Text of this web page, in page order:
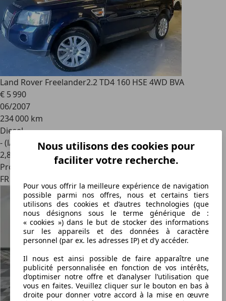
Land Rover Freelander2.2 TD4 160 HSE 4WD BVA
€ 5 990
06/2007
234 000 km
Diesel
- (l/100 km)
2,8
Professionnel
FR 78700
Nous utilisons des cookies pour
faciliter votre recherche.
Pour vous offrir la meilleure expérience de navigation
possible parmi nos offres, nous et certains tiers
utilisons des cookies et d’autres technologies (que
nous désignons sous le terme générique de :
« cookies ») dans le but de stocker des informations
sur les appareils et des données à caractère
personnel (par ex. les adresses IP) et d’y accéder.
Il nous est ainsi possible de faire apparaître une
publicité personnalisée en fonction de vos intérêts,
d’optimiser notre offre et d’analyser l’utilisation que
vous en faites. Veuillez cliquer sur le bouton en bas à
droite pour donner votre accord à la mise en œuvre